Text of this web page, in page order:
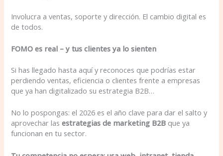
Involucra a ventas, soporte y dirección. El cambio digital es
de todos.
FOMO es real – y tus clientes ya lo sienten
Si has llegado hasta aquí y reconoces que podrías estar
perdiendo ventas, eficiencia o clientes frente a empresas
que ya han digitalizado su estrategia B2B…
No lo pospongas: el 2026 es el año clave para dar el salto y
aprovechar lasestrategias de marketing B2B que ya
funcionan en tu sector.